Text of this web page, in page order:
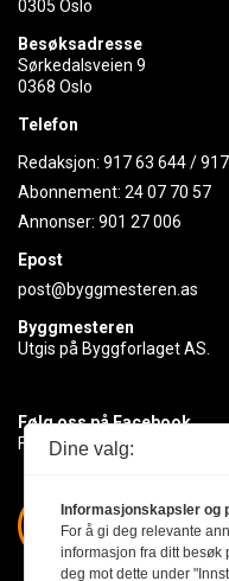
0305 Oslo
Besøksadresse
Sørkedalsveien 9
0368 Oslo
Telefon
Redaksjon: 917 63 644/
Abonnement: 24 07 70 57
Annonser: 901 27 006
Epost
post@byggmesteren.as
Byggmesteren
Utgis på Byggforlaget AS.
Følg oss på Facebook
Få med deg det siste innen
Dine valg:
Informasjonskapsler og
For å gi deg relevante
informasjon fra ditt besøk
deg mot dette under